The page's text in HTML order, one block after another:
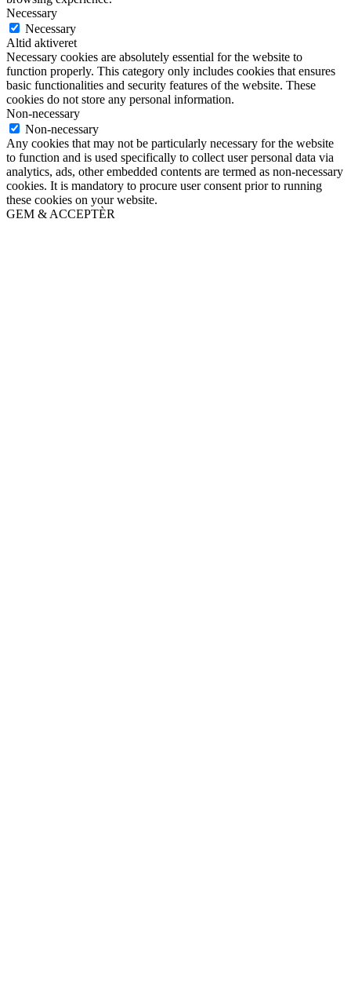
Necessary
Necessary
Altid aktiveret
Necessary cookies are absolutely essential for the website to
function properly. This category only includes cookies that ensures
basic functionalities and security features of the website. These
cookies do not store any personal information.
Non-necessary
Non-necessary
Any cookies that may not be particularly necessary for the website
to function and is used specifically to collect user personal data via
analytics, ads, other embedded contents are termed as non-necessary
cookies. It is mandatory to procure user consent prior to running
these cookies on your website.
GEM & ACCEPTÈR